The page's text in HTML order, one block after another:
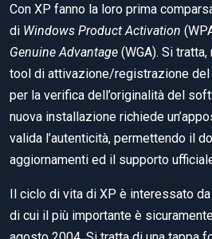
Con XP fanno la loro prima
di Windows Product Activation
Genuine Advantage (WGA). Si
tool di attivazione/registrazione
per la verifica dell’originalità del
nuova installazione richiede
valida l’autenticità, permettendo il
aggiornamenti ed il supporto
Il ciclo di vita di XP è interessato
di cui il più importante è